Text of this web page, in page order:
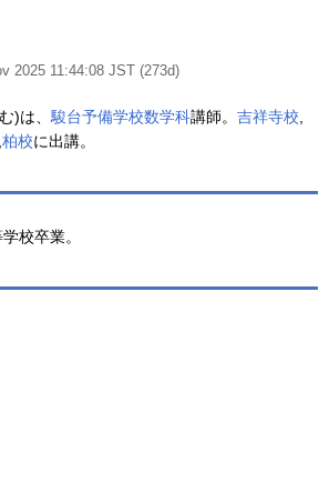
2025 11:44:08 JST (273d)
)は、 駿台予備学校数学科講師。 吉祥寺校
柏校に出講。
校卒業。